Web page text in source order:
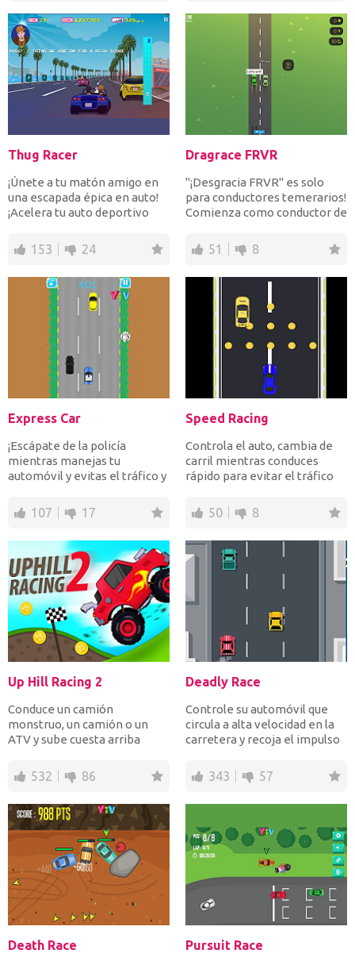
Thug Racer
¡Únete a tu matón amigo en
una escapada épica en auto!
¡Acelera tu auto deportivo
153 24
Dragrace FRVR
"¡Desgracia FRVR" es solo
para conductores temerarios!
Comienza como conductor de
51 8
Express Car
¡Escápate de la policía
mientras manejas tu
automóvil y evitas el tráfico y
107 17
Speed Racing
Controla el auto, cambia de
carril mientras conduces
rápido para evitar el tráfico
50 8
Up Hill Racing 2
Conduce un camión
monstruo, un camión o un
ATV y sube cuesta arriba
das s...532 86
Deadly Race
Controle su automóvil que
circula a alta velocidad en la
carretera y recoja el impulso
343 57
Death Race Pursuit Race